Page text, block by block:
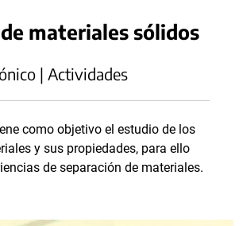
materiales sólidos
| Actividades
como objetivo el estudio de los
y sus propiedades, para ello
de separación de materiales.